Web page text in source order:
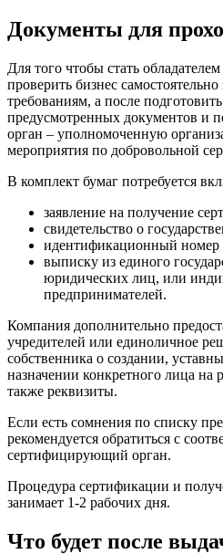
Документы для
Для того чтобы стать
проверить бизнес
требованиям, а после
предусмотренных документов и
орган – уполномоченную
мероприятия по добровольной
В комплект бумаг потребуется
заявление на получение
свидетельство о
идентификационный номер
выписку из единого
юридических лиц, или
предпринимателей.
Компания дополнительно
учредителей или единоличное
собственника о создании,
назначении конкретного лица на
также реквизиты.
Если есть сомнения по списку
рекомендуется обратиться с
сертифицирующий орган.
Процедура сертификации и
занимает 1-2 рабочих дня.
Что будет после